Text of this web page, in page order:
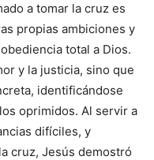
a tomar la cruz es
propias ambiciones y
total a Dios.
y la justicia, sino que
identificándose
oprimidos. Al servir a
difíciles, y
cruz, Jesús demostró